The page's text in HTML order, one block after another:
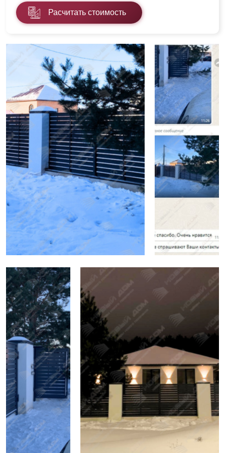
Расчитать стоимость